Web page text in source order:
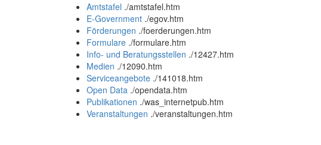
Amtstafel ./amtstafel.htm
E-Government ./egov.htm
Förderungen ./foerderungen.htm
Formulare ./formulare.htm
Info- und Beratungsstellen ./12427.htm
Medien ./12090.htm
Serviceangebote ./141018.htm
Open Data ./opendata.htm
Publikationen ./was_internetpub.htm
Veranstaltungen ./veranstaltungen.htm